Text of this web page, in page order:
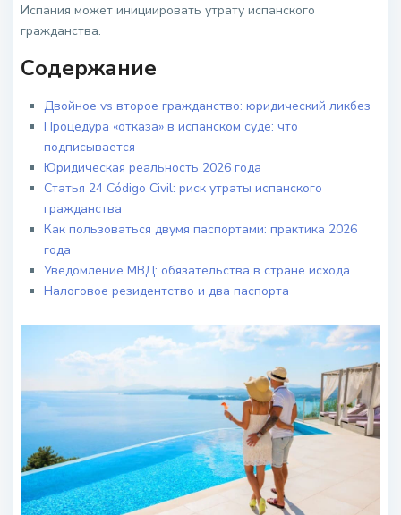
Испания может инициировать утрату испанского
гражданства.
Содержание
Двойное vs второе гражданство: юридический ликбез
Процедура «отказа» в испанском суде: что
подписывается
Юридическая реальность 2026 года
Статья 24 Código Civil: риск утраты испанского
гражданства
Как пользоваться двумя паспортами: практика 2026
года
Уведомление МВД: обязательства в стране исхода
Налоговое резидентство и два паспорта